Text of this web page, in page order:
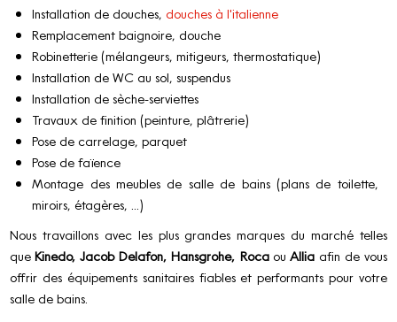
Installation de douches, douches à l'italienne
Remplacement baignoire, douche
Robinetterie (mélangeurs, mitigeurs, thermostatique)
Installation de WC au sol, suspendus
Installation de sèche-serviettes
Travaux de finition (peinture, plâtrerie)
Pose de carrelage, parquet
Pose de faïence
Montage des meubles de salle de bains (plans de toilette,
miroirs, étagères, ...)
Nous travaillons avec les plus grandes marques du marché telles
queKinedo, Jacob Delafon, Hansgrohe, Rocaou Alliaafin de vous
offrir des équipements sanitaires fiables et performants pour votre
salle de bains.